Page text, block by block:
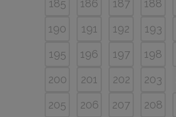
185
186 187 188
190
191 192 193
195
196 197 198
200
201 202 203
205
206 207 208